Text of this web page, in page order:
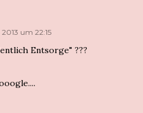
um 22:15
Entsorge" ???